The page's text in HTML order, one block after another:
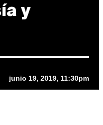
y
junio 19, 2019, 11:30pm